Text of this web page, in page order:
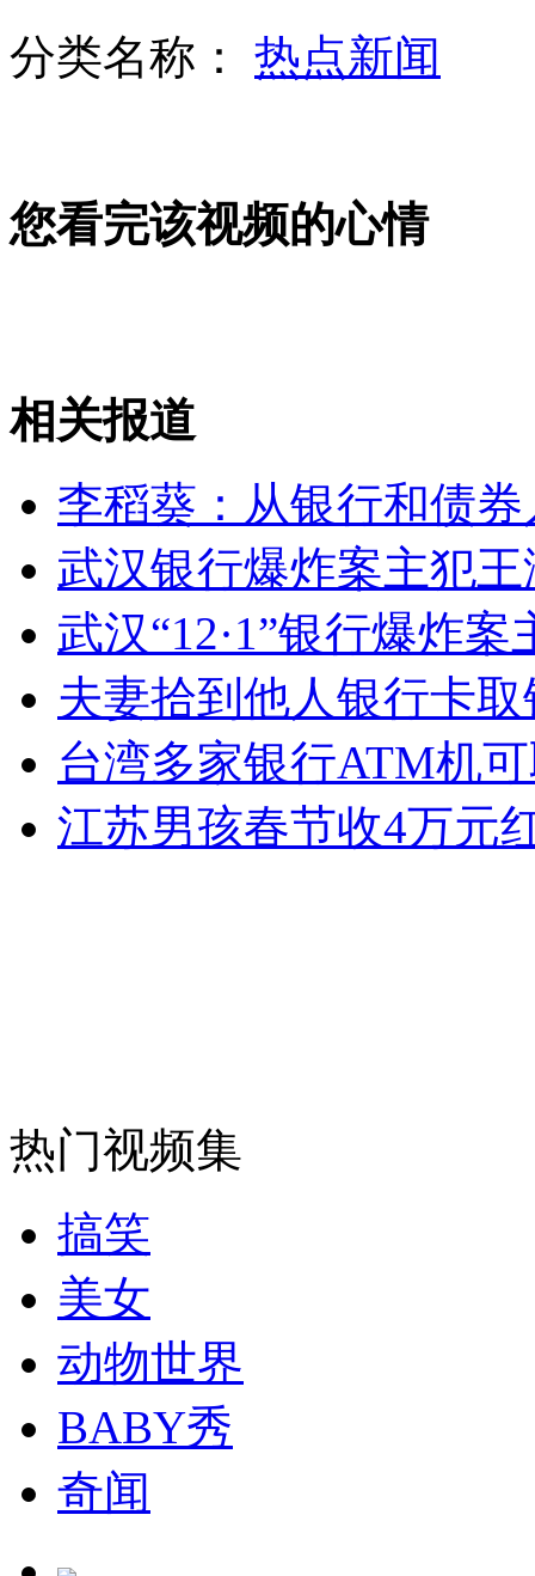
"反美斗士"去世 美国关注美与委未来关系
小学生搞笑回答雷锋是谁:是修塔的
山西运城恶犬咬伤多人 警民合力深夜将其击毙
女孩北京地铁殴打老人 痛下狠手拳打脚踢
无痛分娩是否安全 医生回应
外交部：反对强权政治霸凌主义
走！跟着总书记去植树
消防员救轻生者
纽约上演“枕头大战”
司机酒驾遇交警 急速倒车逃窜
分类名称： 热点新闻
您看完该视频的心情
相关报道
李稻葵：从银行和债
武汉银行爆炸案主犯
武汉“12·1”银行爆炸
夫妻拾到他人银行卡
台湾多家银行ATM机
江苏男孩春节收4万元
热门视频集
搞笑
美女
动物世界
BABY秀
奇闻